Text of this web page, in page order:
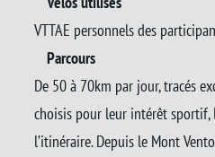
VTTAE personnels des
Parcours
De 50 à 70km par jour, tracés
choisis pour leur intérêt sportif,
l’itinéraire. Depuis le Mont